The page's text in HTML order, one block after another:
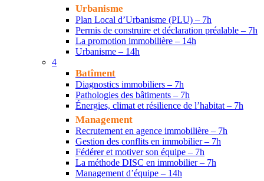
Urbanisme
Plan Local d’Urbanisme (PLU) – 7h
Permis de construire et déclaration préalable – 7h
La promotion immobilière – 14h
Urbanisme – 14h
4
Batîment
Diagnostics immobiliers – 7h
Pathologies des bâtiments – 7h
Énergies, climat et résilience de l’habitat – 7h
Management
Recrutement en agence immobilière – 7h
Gestion des conflits en immobilier – 7h
Fédérer et motiver son équipe – 7h
La méthode DISC en immobilier – 7h
Management d’équipe – 14h